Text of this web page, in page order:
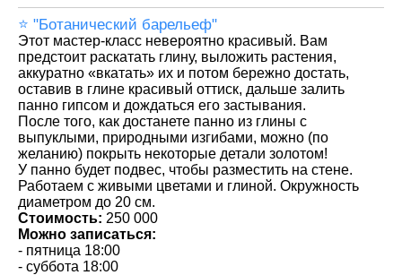
⭐️ "Ботанический барельеф"
Этот мастер-класс невероятно красивый. Вам
предстоит раскатать глину, выложить растения,
аккуратно «вкатать» их и потом бережно достать,
оставив в глине красивый оттиск, дальше залить
панно гипсом и дождаться его застывания.
После того, как достанете панно из глины с
выпуклыми, природными изгибами, можно (по
желанию) покрыть некоторые детали золотом!
У панно будет подвес, чтобы разместить на стене.
Работаем с живыми цветами и глиной. Окружность
диаметром до 20 см.
Стоимость: 250 000
Можно записаться:
- пятница 18:00
- суббота 18:00